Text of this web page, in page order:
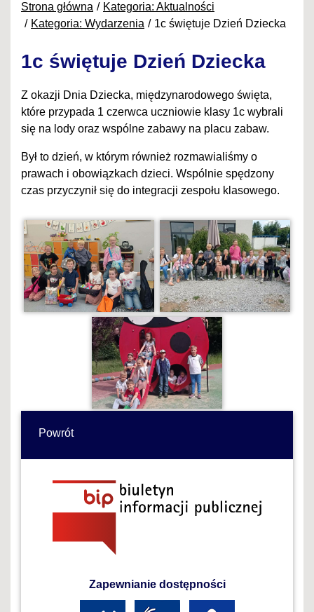
Strona główna
Kategoria: Aktualności
Kategoria: Wydarzenia
1c świętuje Dzień Dziecka
1c świętuje Dzień Dziecka
Z okazji Dnia Dziecka, międzynarodowego święta,
które przypada 1 czerwca uczniowie klasy 1c wybrali
się na lody oraz wspólne zabawy na placu zabaw.
Był to dzień, w którym również rozmawialiśmy o
prawach i obowiązkach dzieci. Wspólnie spędzony
czas przyczynił się do integracji zespołu klasowego.
Powrót
Zapewnianie dostępności